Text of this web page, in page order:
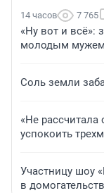
14 часов 7 765
«Ну вот и всё»:
молодым мужем
Соль земли
«Не рассчитала
успокоить
Участницу шоу
в